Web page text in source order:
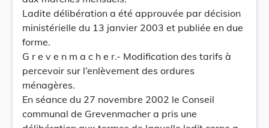
Ladite délibération a été approuvée par décision
ministérielle du 13 janvier 2003 et publiée en due
forme.
G r e v e n m a c h e r.- Modification des tarifs à
percevoir sur l’enlèvement des ordures
ménagères.
En séance du 27 novembre 2002 le Conseil
communal de Grevenmacher a pris une